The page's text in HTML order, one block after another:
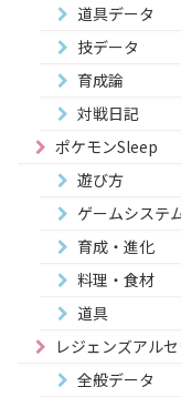
道具データ
技データ
育成論
対戦日記
ポケモンSleep
遊び方
ゲームシステ
育成・進化
料理・食材
道具
レジェンズアル
全般データ